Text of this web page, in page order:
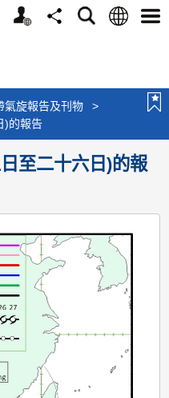
個
分
搜
語
選
氣旋報告及刊物
>
)的報告
至二十六日)的報